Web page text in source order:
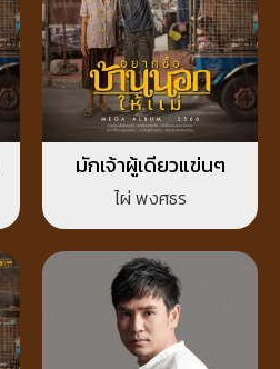
มักเจ้าผู้เดียวแข่นๆ
ไผ่ พงศธร